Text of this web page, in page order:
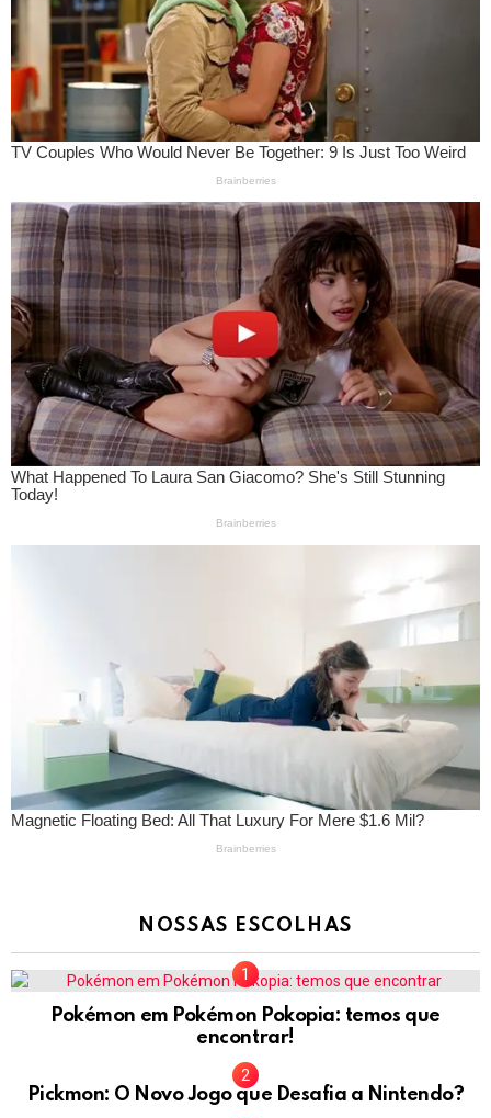
NOSSAS ESCOLHAS
Pokémon em Pokémon Pokopia: temos que
encontrar!
Pickmon: O Novo Jogo que Desafia a Nintendo?